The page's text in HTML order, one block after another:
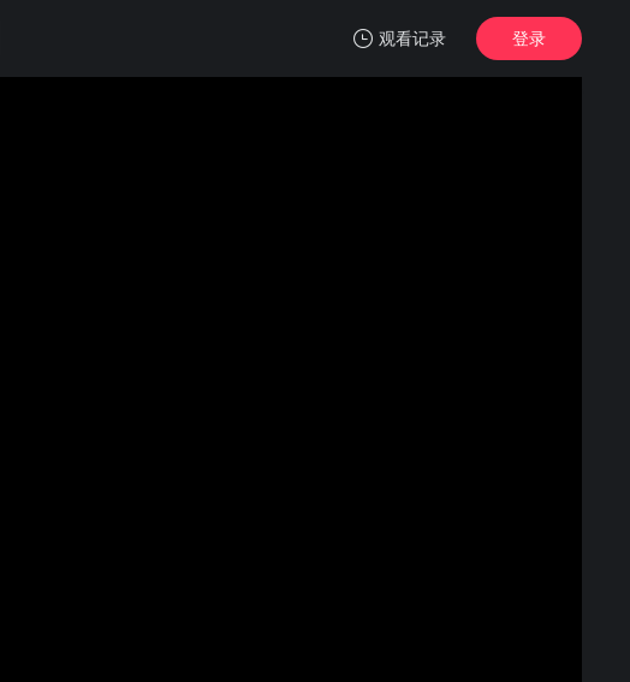
观看记录 登录